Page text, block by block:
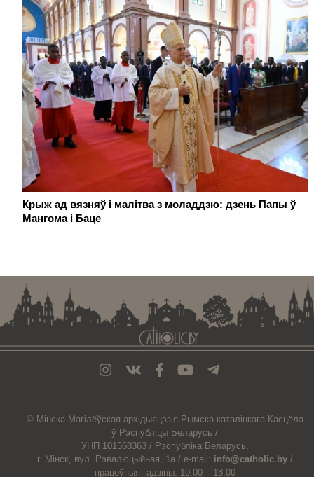
Крыж ад вязняў і малітва з моладдзю: дзень Папы ў
Мангома і Баце
© Мiнска-Магiлёўская архiдыяцэзiя Рымска-каталіцкага Касцёла
ў Рэспубліцы Беларусь /
УНП 101568363 / Рэспубліка Беларусь,
г. Мінск, вул. Рэвалюцыйная, 1а / e-mail: info@catholic.by /
працоўныя гадзіны: 10.00 – 18.00